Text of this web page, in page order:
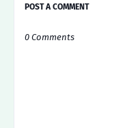
POST A COMMENT
0 Comments